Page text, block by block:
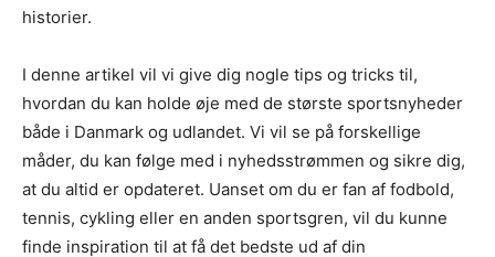
historier.
I denne artikel vil vi give dig nogle tips og tricks til,
hvordan du kan holde øje med de største sportsnyheder
både i Danmark og udlandet. Vi vil se på forskellige
måder, du kan følge med i nyhedsstrømmen og sikre dig,
at du altid er opdateret. Uanset om du er fan af fodbold,
tennis, cykling eller en anden sportsgren, vil du kunne
finde inspiration til at få det bedste ud af din